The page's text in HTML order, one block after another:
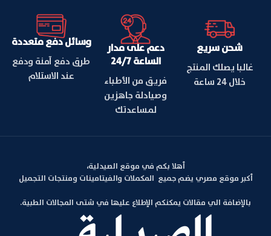
شحن سريع
غالبا يصلك المنتج
خلال 24 ساعة
دعم على مدار
الساعة 24/7
فريق من الأطباء
وصيادلة جاهزين
لمساعدتك
وسائل دفع متعددة
طرق دفع آمنة ودفع
عند الاستلام
أهلا بكم في موقع الصيدلية،
أكبر موقع مصري يضم جميع المكملات والفيتامينات ومنتجات التجميل
بالإضافة الي مقالات يمكنكم الإطلاع عليها في شتى المجالات الطبية.